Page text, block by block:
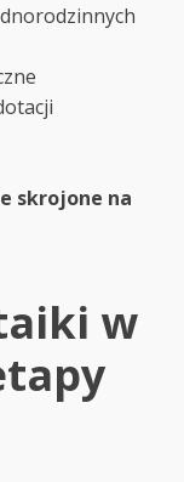
skrojone na
w